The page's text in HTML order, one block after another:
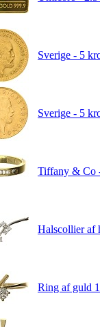
Sverige - 5
Sverige - 5
Tiffany & Co
Halscollier af
Ring af guld